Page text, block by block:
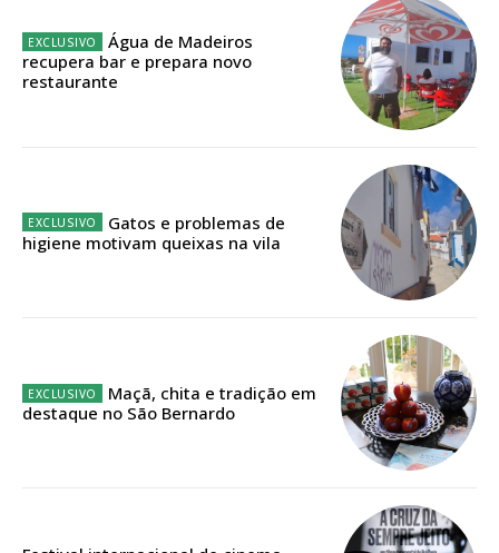
Edição em papel entregue à Quinta-feira em sua
casa
Acesso ao conteúdo online
Acesso aos conteúdos Exclusivos para
DIGITAL ANUAL
16€
Água de Madeiros
recupera bar e prepara novo
restaurante
Gatos e problemas de
higiene motivam queixas na vila
Maçã, chita e tradição em
destaque no São Bernardo